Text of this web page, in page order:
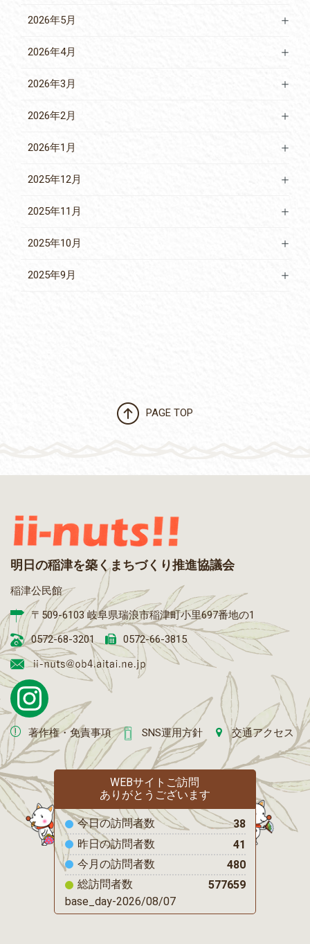
2026年5月
2026年4月
2026年3月
2026年2月
2026年1月
2025年12月
2025年11月
2025年10月
2025年9月
PAGE TOP
明日の稲津を築くまちづくり推進協議会
稲津公民館
〒509-6103 岐阜県瑞浪市稲津町小里697番地の1
0572-68-3201
0572-66-3815
著作権・免責事項 SNS運用方針 交通アクセス
WEBサイトご訪問
ありがとうございます